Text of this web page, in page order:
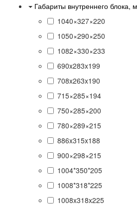
Габариты внутреннего
1040×327×220
1050×290×250
1082×330×233
690x283x199
708x263x190
715×285×194
750×285×200
780×289×215
886x315x188
900×298×215
1004*350*205
1008*318*225
1008x318x225